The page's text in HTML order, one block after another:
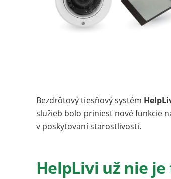
Bezdrôtový tiesňový systém
služieb bolo priniesť nové funkcie
v poskytovaní starostlivosti.
HelpLivi už nie